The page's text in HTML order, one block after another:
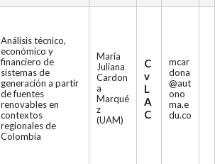
Análisis técnico,
económico y
financiero de
sistemas de
generación a partir
de fuentes
renovables en
contextos
regionales de
Colombia
María
Juliana
Cardon
a
Marqué
z
(UAM)
C
v
L
A
C
mcar
dona
@aut
ono
ma.e
du.co